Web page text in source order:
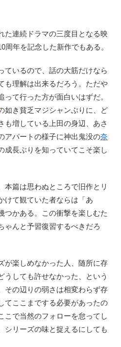
た連続ドラマの三度目となる映
周年を記念した新作でもある。
いるので、話の大筋だけなら
も理解は出来るだろう。ただや
て行った方が面白いはずだ。
如き貧乏マジシャンぶりに、ど
も増している上田の身辺、あさ
アパートの様子に神出鬼没の奈
成長ぶりを知っていてこそ楽し
篇は思わぬところで旧作とリ
けて観ていた者ならは「あ
つかある。この衝撃を楽しむた
ゃんと予習復習するべきだろ
楽しめなかった人、随所に存
うしても許せなかった、という
その辺りの弱さは相変わらず存
てここまでする必要があったの
こで当然のフォローを怠ってし
シリーズの味と捉えるにしても